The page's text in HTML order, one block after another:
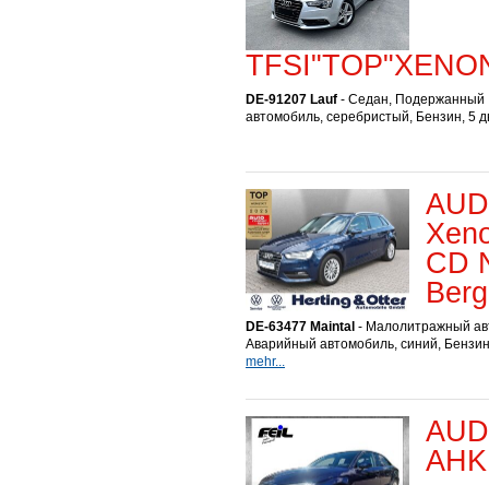
DE-91207 Lauf - Седан, Подержанный
автомобиль, серебристый, Бензин, 5
CD
DE-63477 Maintal - Малолитражный
Аварийный автомобиль, синий,
mehr...